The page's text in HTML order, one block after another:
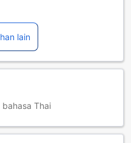
lain
bahasa Thai